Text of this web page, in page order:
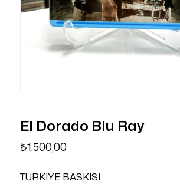
El Dorado Blu Ray
₺1.500,00
TURKIYE BASKISI